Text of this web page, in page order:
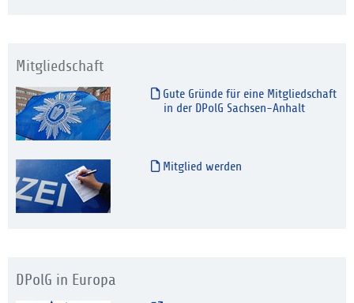
Mitgliedschaft
Gute Gründe für eine Mitgliedschaft
in der DPolG Sachsen-Anhalt
Mitglied werden
DPolG in Europa